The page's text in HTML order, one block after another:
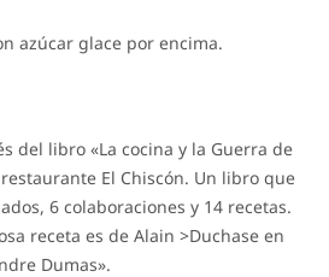
azúcar glace por encima.
del libro «La cocina y la Guerra de
El Chiscón. Un libro que
6 colaboraciones y 14 recetas.
receta es de Alain >Duchase en
Dumas».